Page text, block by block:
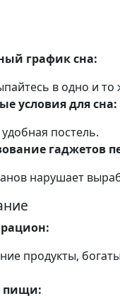
график сна:
в одно и то
условия для сна:
постель.
гаджетов
нарушает
продукты,
пищи: